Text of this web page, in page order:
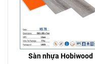
Sàn nhựa Hobiwood